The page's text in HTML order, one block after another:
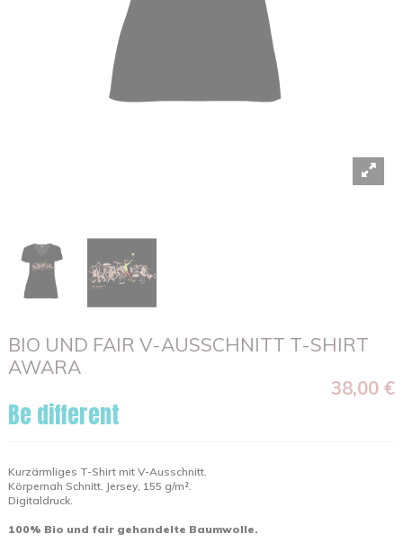
BIO UND FAIR V-AUSSCHNITT T-SHIRT
AWARA
38,00 €
Be different
Kurzärmliges T-Shirt mit V-Ausschnitt.
Körpernah Schnitt. Jersey, 155 g/m².
Digitaldruck.
100% Bio und fair gehandelte Baumwolle.